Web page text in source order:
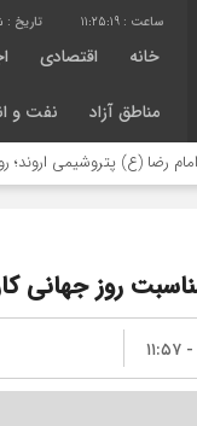
11:25:19 تاریخ :
خانه اقتصادی
مناطق آزاد نفت و
اروند؛ روایتی از
روز جهانی